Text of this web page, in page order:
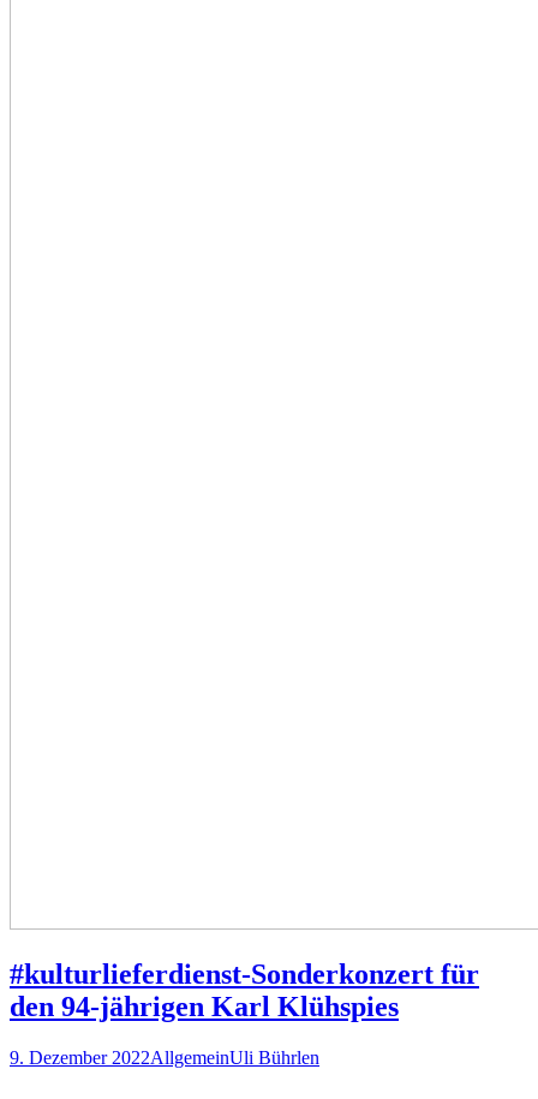
#kulturlieferdienst-Sonderkonzert für
den 94-jährigen Karl Klühspies
9. Dezember 2022AllgemeinUli Bührlen